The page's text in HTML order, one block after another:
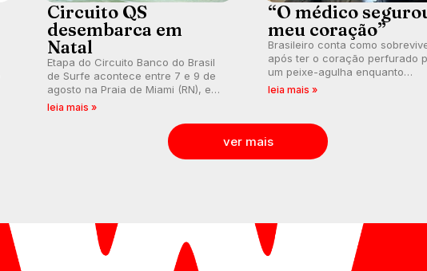
Circuito QS
desembarca em
Natal
Etapa do Circuito Banco do Brasil
de Surfe acontece entre 7 e 9 de
agosto na Praia de Miami (RN), em
disputas válidas pelo Qualifying
por vagas no Challenger Series.
leia mais »
“O médico
meu coração”
Brasileiro conta como
após ter o coração perfurado
um peixe-agulha enquanto
surfava na Costa Rica.
leia mais »
ver mais